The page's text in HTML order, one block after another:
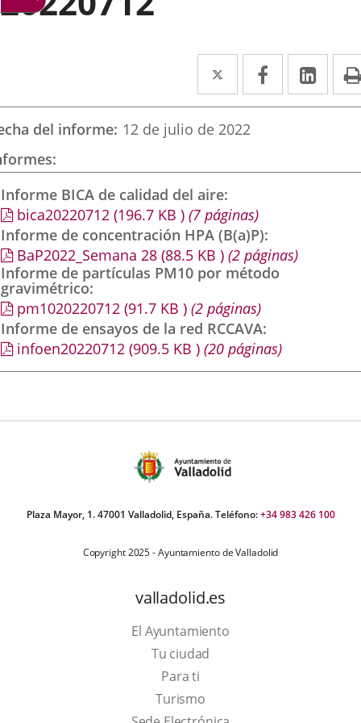
Twitter
Enlace
a
una
externa.
Facebook
Enlace
a
externa.
a
del informe 12 de julio de 2022
Informe BICA de calidad del aire
bica20220712 (196.7 KB ) (7 páginas)
Informe de concentración HPA (B(a)P)
BaP2022_Semana 28 (88.5 KB ) (2 páginas)
Informe de partículas PM10 por método
gravimétrico
pm1020220712 (91.7 KB ) (2 páginas)
Informe de ensayos de la red RCCAVA
infoen20220712 (909.5 KB ) (20 páginas)
Plaza Mayor, 1. 47001 Valladolid, España. Teléfono:+34 983 426 100
Copyright 2025 - Ayuntamiento de Valladolid
valladolid.es
El Ayuntamiento
Tu ciudad
Para ti
TurismoThis